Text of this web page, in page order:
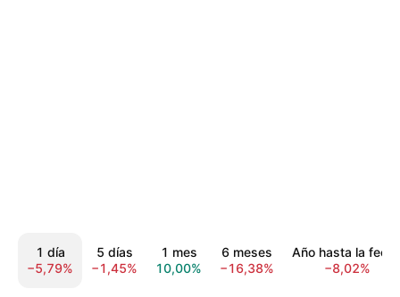
1 día
−5,79%
5 días
−1,45%
1 mes
10,00%
6 meses
−16,38%
Año hasta la
−8,02%